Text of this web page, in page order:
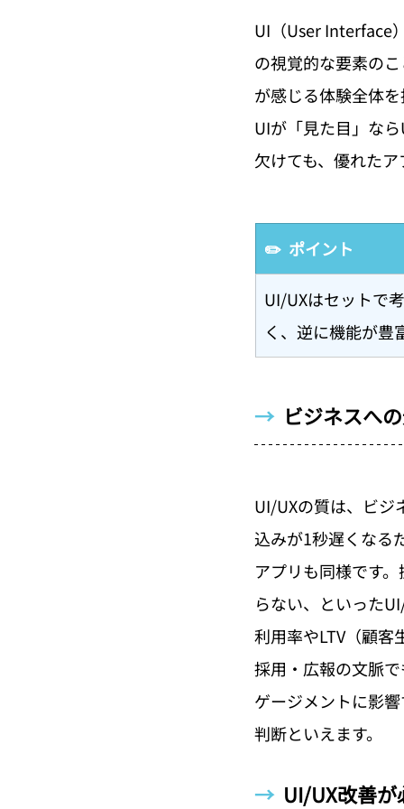
UI（User Interface
の視覚的な要素の
が感じる体験全体を
UIが「見た目」な
欠けても、優れたア
✏️  ポイント
UI/UXはセットで
く、逆に機能が豊
→ ビジネスへ
UI/UXの質は、ビジ
込みが1秒遅くなる
アプリも同様です
らない、といった
利用率やLTV（顧客
採用・広報の文脈
ゲージメントに影
判断といえます。
→ UI/UX改善が